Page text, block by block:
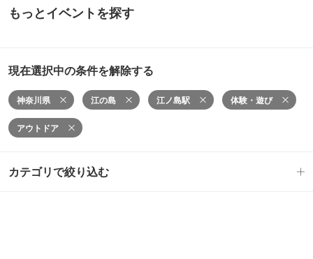
もっとイベントを探す
現在選択中の条件を解除する
神奈川県 江の島 江ノ島駅 体験・遊び
アウトドア
カテゴリで絞り込む